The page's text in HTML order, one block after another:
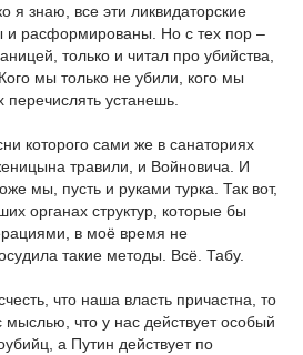
я знаю, все эти ликвидаторские
расформированы. Но с тех пор –
только и читал про убийства,
мы только не убили, кого мы
перечислять устанешь.
которого сами же в санаториях
травили, и Войновича. И
мы, пусть и руками турка. Так вот,
органах структур, которые бы
в моё время не
такие методы. Всё. Табу.
что наша власть причастна, то
мыслью, что у нас действует особый
а Путин действует по